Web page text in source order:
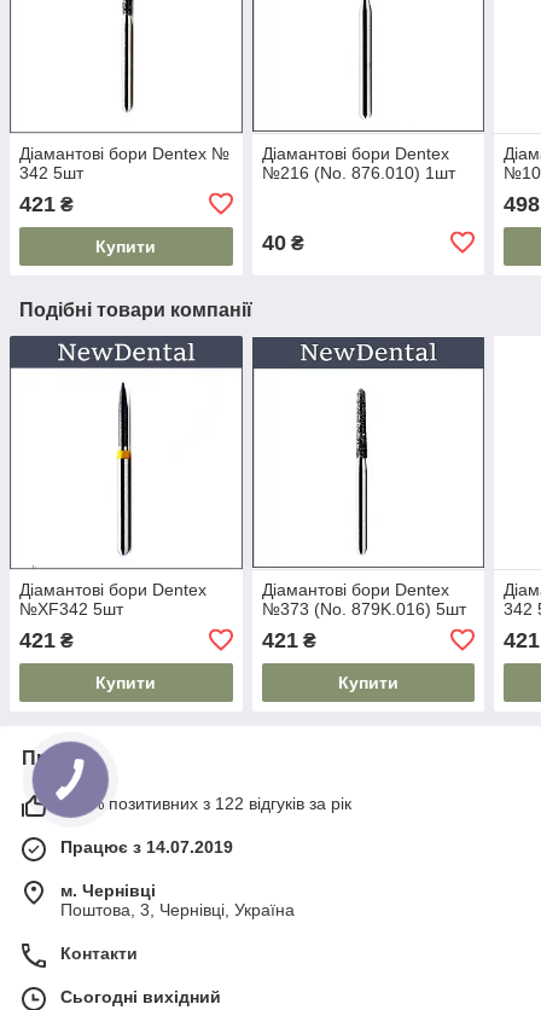
Діамантові бори Dentex №
342 5шт
421 ₴
Купити
Діамантові бори Dentex
№216 (No. 876.010) 1шт
40₴
498
Подібні товари компанії
Діамантові бори Dentex
№XF342 5шт
421 ₴
Купити
Діамантові бори Dentex
№373 (No. 879K.016) 5шт
421₴
Купити
342
421
Про нас
100% позитивних з 122 відгуків за рік
Працює з 14.07.2019
м. Чернівці
Поштова, 3, Чернівці, Україна
Контакти
Сьогодні вихідний